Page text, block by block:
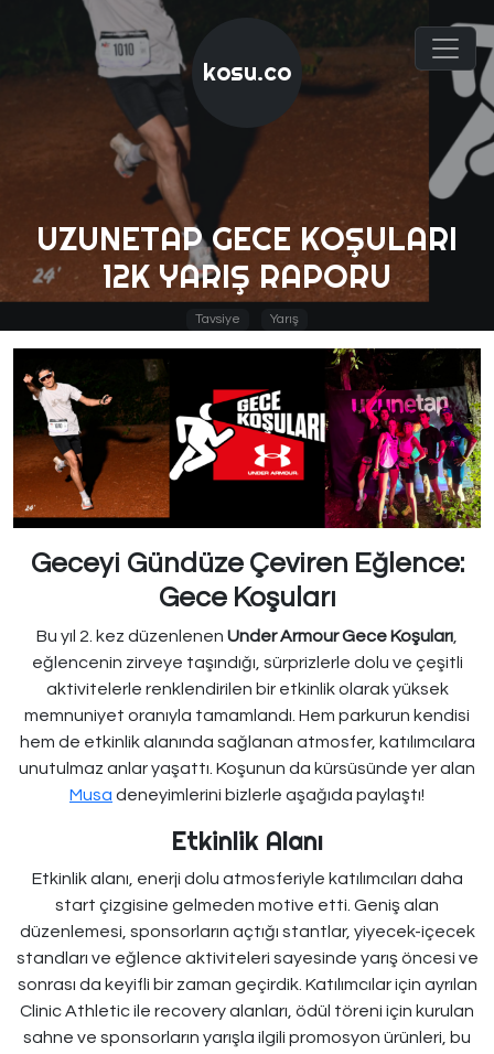
kosu.co
UZUNETAP GECE KOŞULARI
12K YARIŞ RAPORU
Tavsiye Yarış
Geceyi Gündüze Çeviren Eğlence:
Gece Koşuları
Bu yıl 2. kez düzenlenen Under Armour Gece Koşuları
eğlencenin zirveye taşındığı, sürprizlerle dolu ve çeşitli
aktivitelerle renklendirilen bir etkinlik olarak yüksek
memnuniyet oranıyla tamamlandı. Hem parkurun kendisi
hem de etkinlik alanında sağlanan atmosfer, katılımcılara
unutulmaz anlar yaşattı. Koşunun da kürsüsünde yer alan
Musa deneyimlerini bizlerle aşağıda paylaştı!
Etkinlik Alanı
Etkinlik alanı, enerji dolu atmosferiyle katılımcıları daha
start çizgisine gelmeden motive etti. Geniş alan
düzenlemesi, sponsorların açtığı stantlar, yiyecek-içecek
standları ve eğlence aktiviteleri sayesinde yarış öncesi ve
sonrası da keyifli bir zaman geçirdik. Katılımcılar için ayrılan
Clinic Athletic ile recovery alanları, ödül töreni için kurulan
sahne ve sponsorların yarışla ilgili promosyon ürünleri, bu